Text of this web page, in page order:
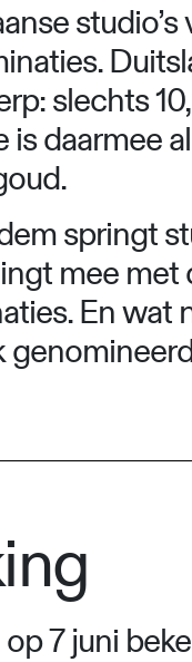
slechts
is daarmee
springt
mee
En wat
7 juni